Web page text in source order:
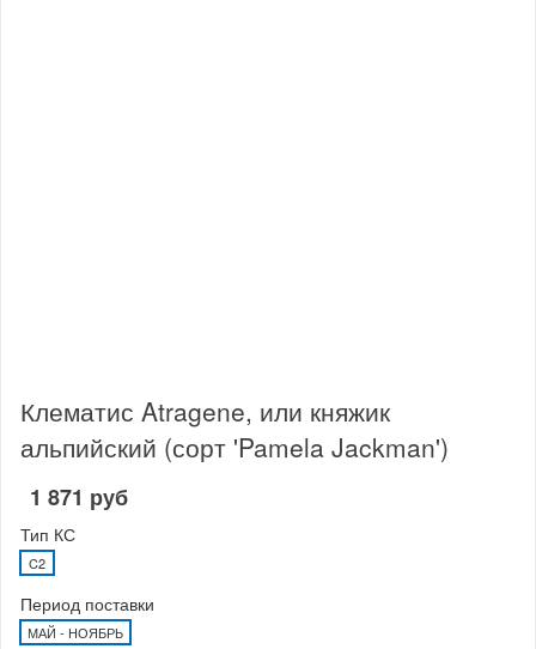
Клематис Atragene, или княжик
альпийский (сорт 'Pamela Jackman')
1 871 руб
Тип КС
C2
Период поставки
МАЙ - НОЯБРЬ